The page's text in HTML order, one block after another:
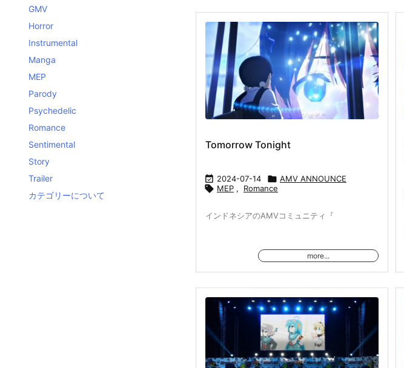
Tomorrow Tonight
 2024-07-14  AMV ANNOUNCE
 MEP , Romance
インドネシアのAMVコミュニティ『
more...
GMV
Horror
Instrumental
Manga
MEP
Parody
Psychedelic
Romance
Sentimental
Story
Trailer
カテゴリーについて